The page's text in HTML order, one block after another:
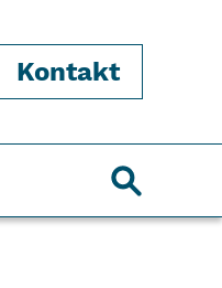
Kontakt